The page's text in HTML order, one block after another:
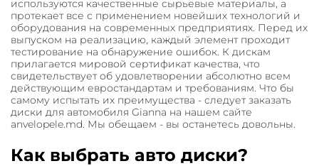
используются качественные сырьевые материалы, а
протекает все с применением новейших технологий и
оборудования на современных предприятиях. Перед их
выпуском на реализацию, каждый элемент проходит
тестирование на обнаружение ошибок. К дискам
прилагается мировой сертификат качества, что
свидетельствует об удовлетворении абсолютно всем
действующим евростандартам и требованиям. Что бы
самому испытать их преимущества - следует заказать
диски для автомобиля Gianna на нашем сайте
anvelopele.md. Мы обещаем - вы останетесь довольны.
Как выбрать авто диски?